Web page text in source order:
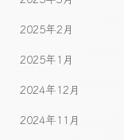
2025年2月
2025年1月
2024年12月
2024年11月